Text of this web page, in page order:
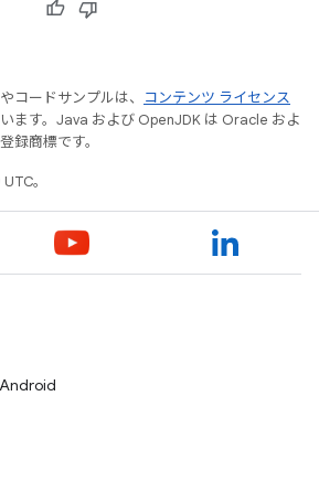
コードサンプルは、
コンテンツ ライセンス
ます。Java および OpenJDK は Oracle およ
録商標です。
。